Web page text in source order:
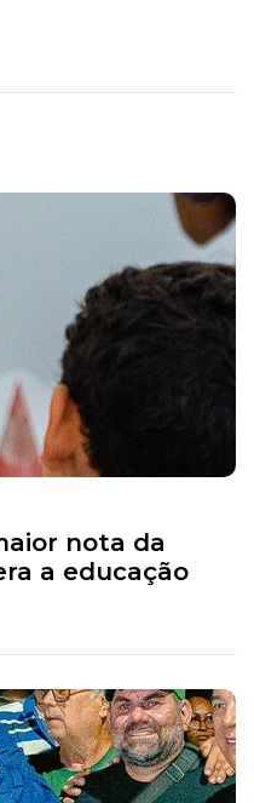
nota da
a educação